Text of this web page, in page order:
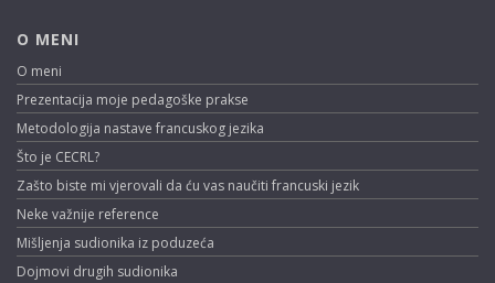
O MENI
O meni
Prezentacija moje pedagoške prakse
Metodologija nastave francuskog jezika
Što je CECRL?
Zašto biste mi vjerovali da ću vas naučiti francuski jezik
Neke važnije reference
Mišljenja sudionika iz poduzeća
Dojmovi drugih sudionika